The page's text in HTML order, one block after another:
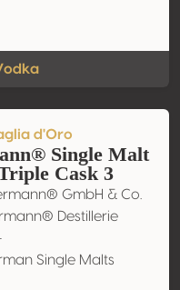
d'Oro
Single Malt
Cask 3
GmbH & Co.
Destillerie
Single Malts